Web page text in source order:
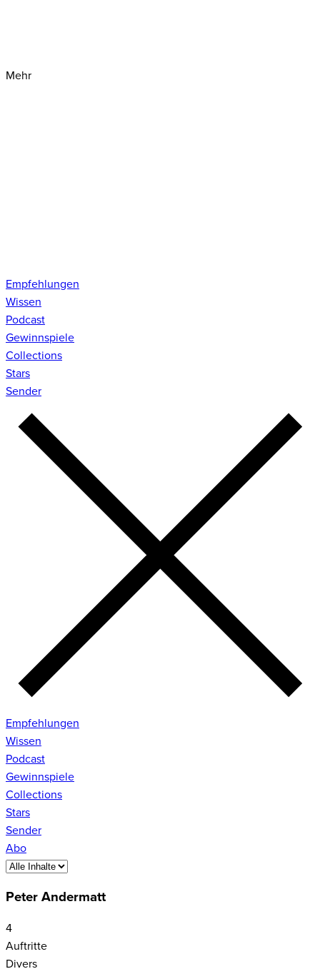
Mehr
Empfehlungen
Wissen
Podcast
Gewinnspiele
Collections
Stars
Sender
Empfehlungen
Wissen
Podcast
Gewinnspiele
Collections
Stars
Sender
Abo
Peter Andermatt
4
Auftritte
Divers